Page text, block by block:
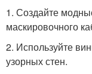
1. Создайте
маскировочного
2. Используйте
узорных стен.